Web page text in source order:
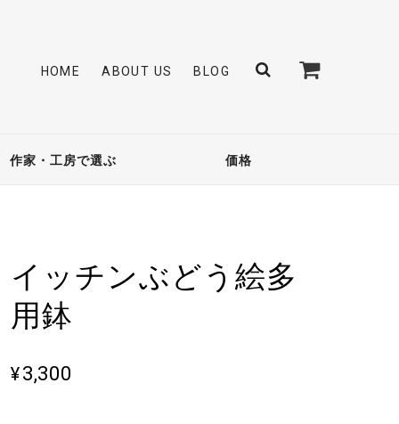
HOME ABOUT US BLOG
作家・工房で選ぶ 価格
イッチンぶどう絵多
用鉢
¥3,300